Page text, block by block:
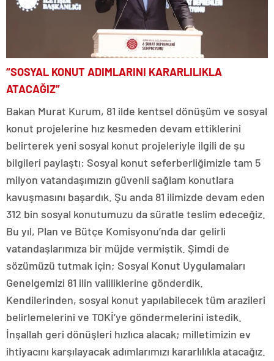
“SOSYAL KONUT ADIMLARINI KARARLILIKLA
ATACAĞIZ”
Bakan Murat Kurum, 81 ilde kentsel dönüşüm ve sosyal
konut projelerine hız kesmeden devam ettiklerini
belirterek yeni sosyal konut projeleriyle ilgili de şu
bilgileri paylaştı: Sosyal konut seferberliğimizle tam 5
milyon vatandaşımızın güvenli sağlam konutlara
kavuşmasını başardık. Şu anda 81 ilimizde devam eden
312 bin sosyal konutumuzu da süratle teslim edeceğiz.
Bu yıl, Plan ve Bütçe Komisyonu’nda dar gelirli
vatandaşlarımıza bir müjde vermiştik. Şimdi de
sözümüzü tutmak için; Sosyal Konut Uygulamaları
Genelgemizi 81 ilin valiliklerine gönderdik.
Kendilerinden, sosyal konut yapılabilecek tüm arazileri
belirlemelerini ve TOKİ’ye göndermelerini istedik.
İnşallah geri dönüşleri hızlıca alacak; milletimizin ev
ihtiyacını karşılayacak adımlarımızı kararlılıkla atacağız.